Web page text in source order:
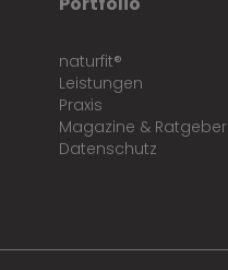
naturfit®
Leistungen
Praxis
Magazine & Ratgeber
Datenschutz